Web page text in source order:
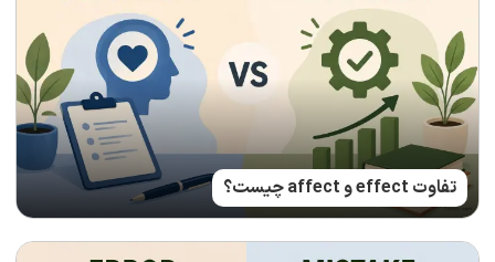
تفاوت effect و affect چیست؟